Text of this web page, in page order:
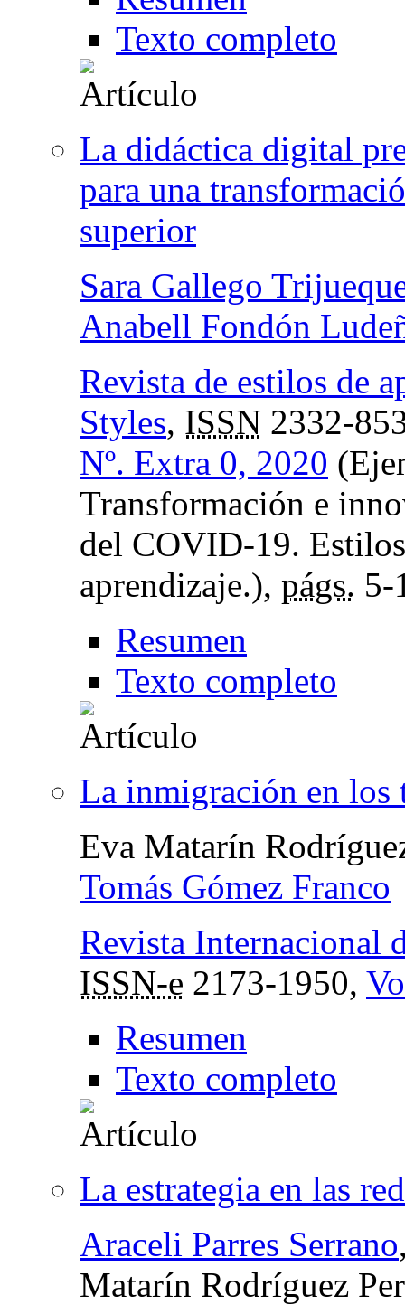
Texto completo
La didáctica digital
para una
superior
Sara Gallego
Anabell Fondón
Revista de estilos de
Styles, ISSN 2332-
Nº. Extra 0, 2020
Transformación e
del COVID-19.
aprendizaje.), págs. 5-
Resumen
Texto completo
La inmigración en los
Eva Matarín
Tomás Gómez Franco
Revista Internacional
ISSN-e 2173-1950,
Resumen
Texto completo
La estrategia en las
Araceli Parres Serrano
Matarín Rodríguez